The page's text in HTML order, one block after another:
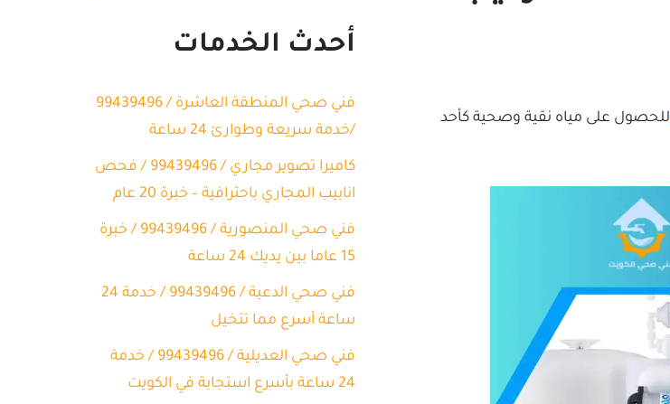
للحصول على مياه نقية وصحية كأحد
أحدث الخدمات
فني صحي المنطقة العاشرة / 99439496
/خدمة سريعة وطوارئ 24 ساعة
كاميرا تصوير مجاري / 99439496 / فحص
انابيب المجاري باحترافية – خبرة 20 عام
فني صحي المنصورية / 99439496 / خبرة
15 عاما بين يديك 24 ساعة
فني صحي الدعية / 99439496 / خدمة 24
ساعة أسرع مما تتخيل
فني صحي العديلية / 99439496 / خدمة
24 ساعة بأسرع استجابة في الكويت